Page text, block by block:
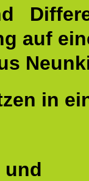
auf
in
und